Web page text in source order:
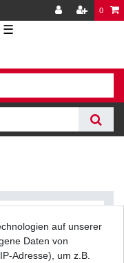
0
☰
auf unserer
Daten von
Adresse), um z.B.